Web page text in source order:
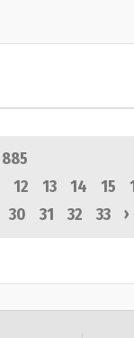
885
12 13 14 15
30 31 32 33 ›